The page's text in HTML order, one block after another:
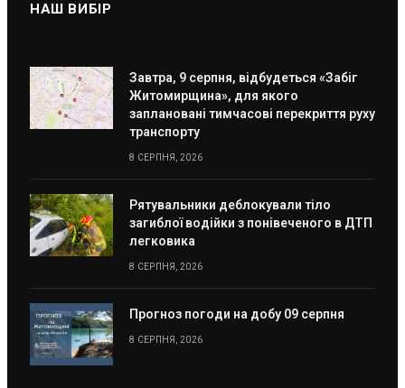
НАШ ВИБІР
Завтра, 9 серпня, відбудеться «Забіг
Житомирщина», для якого
заплановані тимчасові перекриття руху
транспорту
8 СЕРПНЯ, 2026
Рятувальники деблокували тіло
загиблої водійки з понівеченого в ДТП
легковика
8 СЕРПНЯ, 2026
Прогноз погоди на добу 09 серпня
8 СЕРПНЯ, 2026